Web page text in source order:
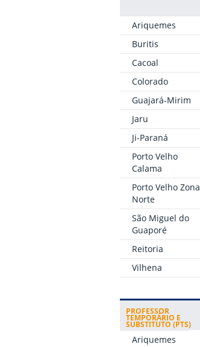
Ariquemes
Buritis
Cacoal
Colorado
Guajará-Mirim
Jaru
Ji-Paraná
Porto Velho
Calama
Porto Velho Zona
Norte
São Miguel do
Guaporé
Reitoria
Vilhena
PROFESSOR
TEMPORÁRIO E
SUBSTITUTO (PTS)
Ariquemes